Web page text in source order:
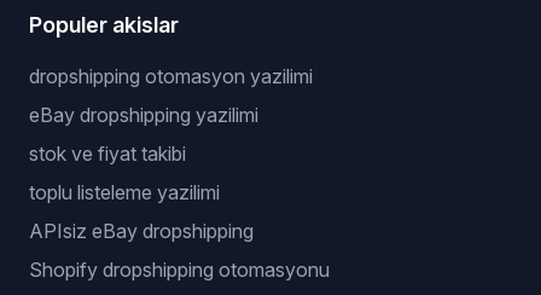
Populer akislar
dropshipping otomasyon yazilimi
eBay dropshipping yazilimi
stok ve fiyat takibi
toplu listeleme yazilimi
APIsiz eBay dropshipping
Shopify dropshipping otomasyonu